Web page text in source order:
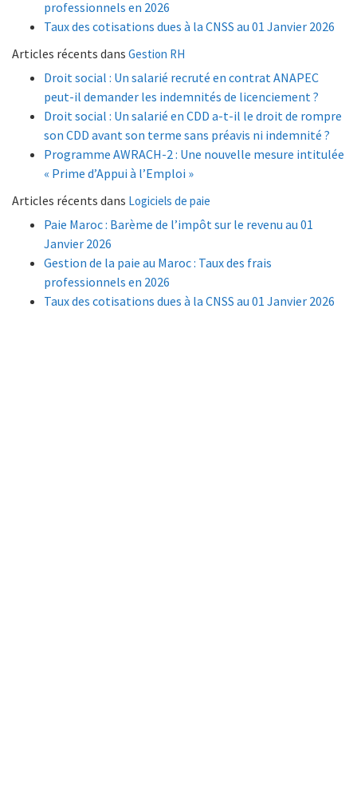
professionnels en 2026
Taux des cotisations dues à la CNSS au 01 Janvier 2026
Articles récents dans Gestion RH
Droit social : Un salarié recruté en contrat ANAPEC
peut-il demander les indemnités de licenciement ?
Droit social : Un salarié en CDD a-t-il le droit de rompre
son CDD avant son terme sans préavis ni indemnité ?
Programme AWRACH-2 : Une nouvelle mesure intitulée
« Prime d’Appui à l’Emploi »
Articles récents dans Logiciels de paie
Paie Maroc : Barème de l’impôt sur le revenu au 01
Janvier 2026
Gestion de la paie au Maroc : Taux des frais
professionnels en 2026
Taux des cotisations dues à la CNSS au 01 Janvier 2026